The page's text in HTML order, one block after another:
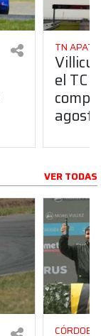
TN APAT
el TC
agosto
VER TODAS